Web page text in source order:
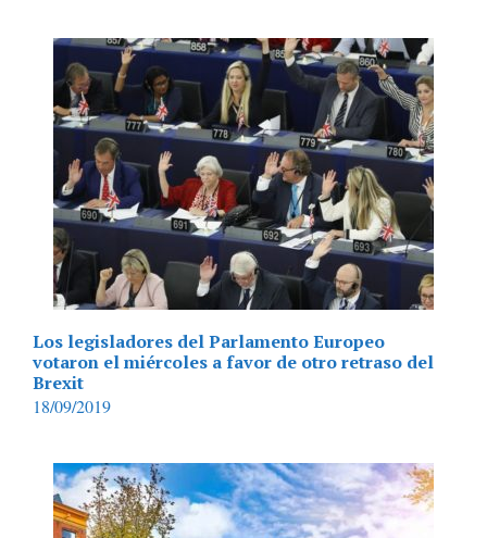
Los legisladores del Parlamento Europeo
votaron el miércoles a favor de otro retraso del
Brexit
18/09/2019